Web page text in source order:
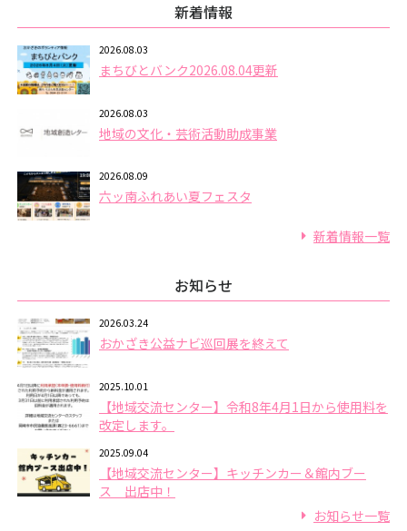
新着情報
2026.08.03
まちびとバンク2026.08.04更新
2026.08.03
地域の文化・芸術活動助成事業
2026.08.09
六ッ南ふれあい夏フェスタ
新着情報一覧
お知らせ
2026.03.24
おかざき公益ナビ巡回展を終えて
2025.10.01
【地域交流センター】令和8年4月1日から使用料を
改定します。
2025.09.04
【地域交流センター】キッチンカー＆館内ブー
ス 出店中！
お知らせ一覧